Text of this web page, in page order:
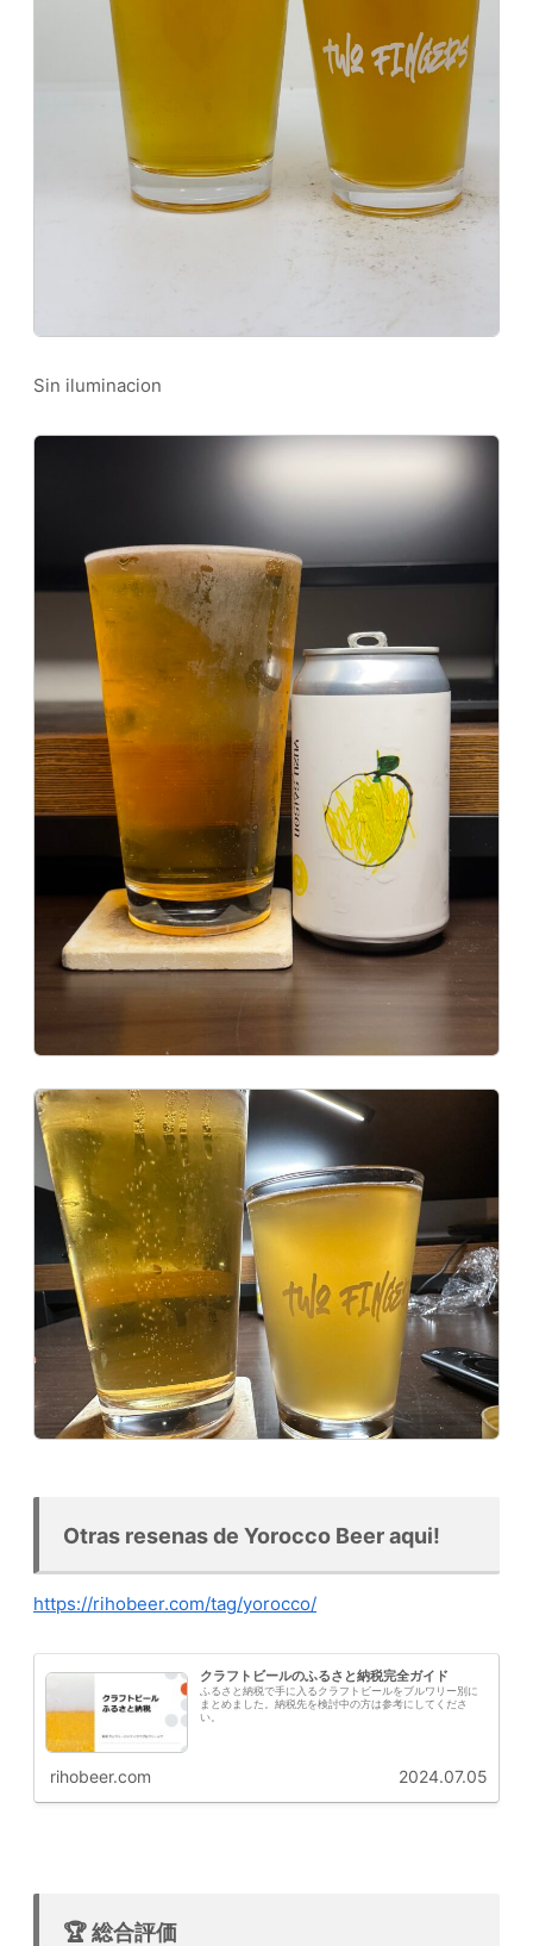
Sin iluminacion
Otras resenas de Yorocco Beer aqui!
https://rihobeer.com/tag/yorocco/
クラフトビールのふるさと納税完全ガイド
ふるさと納税で手に入るクラフトビールをブルワリー別に
まとめました。納税先を検討中の方は参考にしてくださ
い。
rihobeer.com 2024.07.05
🏆 総合評価